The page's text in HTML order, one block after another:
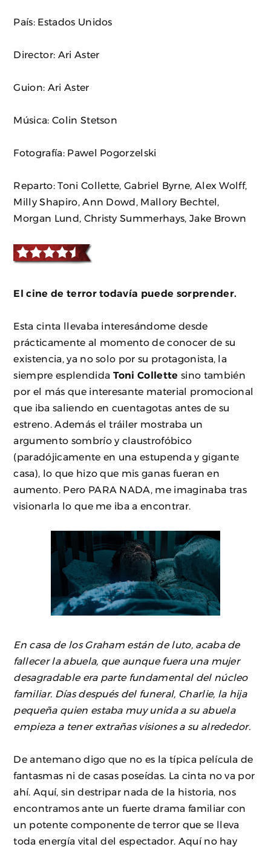
País: Estados Unidos
Director: Ari Aster
Guion: Ari Aster
Música: Colin Stetson
Fotografía: Pawel Pogorzelski
Reparto: Toni Collette, Gabriel Byrne, Alex Wolff,
Milly Shapiro, Ann Dowd, Mallory Bechtel,
Morgan Lund, Christy Summerhays, Jake Brown
El cine de terror todavía puede sorprender.
Esta cinta llevaba interesándome desde
prácticamente al momento de conocer de su
existencia, ya no solo por su protagonista, la
siempre esplendida Toni Collette sino también
por el más que interesante material promocional
que iba saliendo en cuentagotas antes de su
estreno. Además el tráiler mostraba un
argumento sombrío y claustrofóbico
(paradójicamente en una estupenda y gigante
casa), lo que hizo que mis ganas fueran en
aumento. Pero PARA NADA, me imaginaba tras
visionarla lo que me iba a encontrar.
En casa de los Graham están de luto, acaba de
fallecer la abuela, que aunque fuera una mujer
desagradable era parte fundamental del núcleo
familiar. Días después del funeral, Charlie, la hija
pequeña quien estaba muy unida a su abuela
empieza a tener extrañas visiones a su alrededor.
De antemano digo que no es la típica película de
fantasmas ni de casas poseídas. La cinta no va por
ahí. Aquí, sin destripar nada de la historia, nos
encontramos ante un fuerte drama familiar con
un potente componente de terror que se lleva
toda energía vital del espectador. Aquí no hay